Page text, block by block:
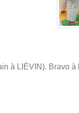
à LIÉVIN). Bravo à